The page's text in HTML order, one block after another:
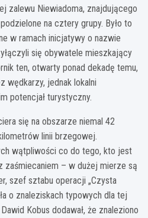
zalewu Niewiadoma, znajdującego
na cztery grupy. Było to
w ramach inicjatywy o nazwie
się obywatele mieszkający
ten, otwarty ponad dekadę temu,
wędkarzy, jednak lokalni
potencjał turystyczny.
się na obszarze niemal 42
linii brzegowej.
wątpliwości co do tego, kto jest
zaśmiecaniem – w dużej mierze są
szef sztabu operacji „Czysta
o znaleziskach typowych dla tej
Kobus dodawał, że znaleziono